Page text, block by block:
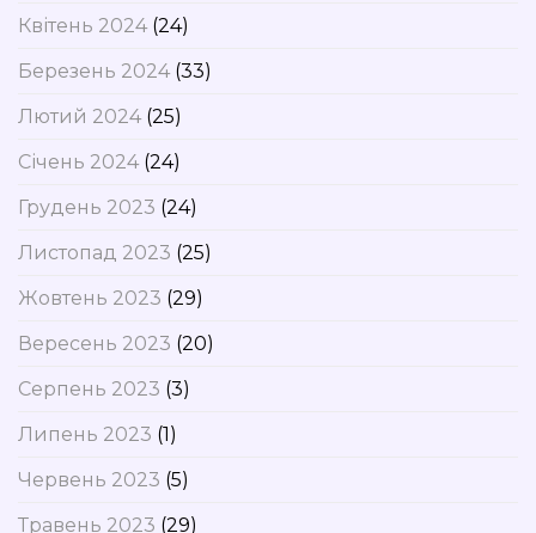
Квітень 2024(24)
Березень 2024(33)
Лютий 2024(25)
Січень 2024(24)
Грудень 2023 (24)
Листопад 2023 (25)
Жовтень 2023 (29)
Вересень 2023 (20)
Серпень 2023 (3)
Липень 2023 (1)
Червень 2023 (5)
Травень 2023 (29)